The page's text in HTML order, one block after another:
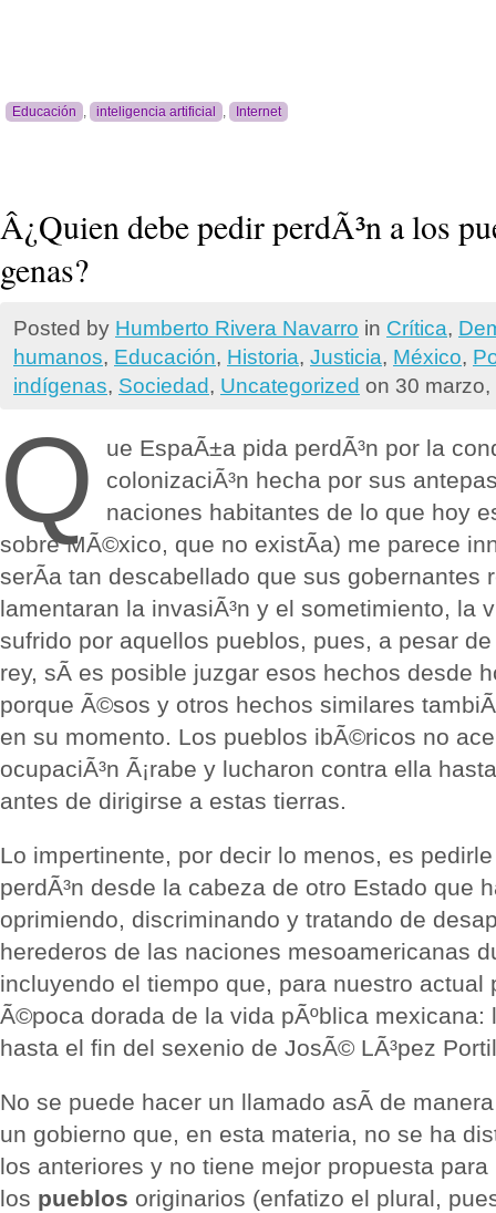
Educación , inteligencia artificial , Internet
Â¿Quien debe pedir perdÃ³n a los
genas?
Posted by Humberto Rivera Navarro in Crí­tica,
humanos, Educación, Historia, Justicia, México,
indígenas, Sociedad, Uncategorized on 30
Q
ue EspaÃ±a pida perdÃ³n por la
colonizaciÃ³n hecha por sus
naciones habitantes de lo que hoy
sobre MÃ©xico, que no existÃ­a) me parece
serÃ­a tan descabellado que sus gobernantes
lamentaran la invasiÃ³n y el sometimiento, la
sufrido por aquellos pueblos, pues, a pesar
rey, sÃ­ es posible juzgar esos hechos desde
porque Ã©sos y otros hechos similares
en su momento. Los pueblos ibÃ©ricos no
ocupaciÃ³n Ã¡rabe y lucharon contra ella
antes de dirigirse a estas tierras.
Lo impertinente, por decir lo menos, es
perdÃ³n desde la cabeza de otro Estado que
oprimiendo, discriminando y tratando de
herederos de las naciones mesoamericanas
incluyendo el tiempo que, para nuestro actual
Ã©poca dorada de la vida pÃºblica mexicana:
hasta el fin del sexenio de JosÃ© LÃ³pez
No se puede hacer un llamado asÃ­ de
un gobierno que, en esta materia, no se ha
los anteriores y no tiene mejor propuesta para
los pueblos originarios (enfatizo el plural,